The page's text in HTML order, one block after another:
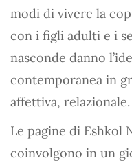
modi di vivere la
con i figli adulti e i
nasconde danno
contemporanea in
affettiva, relazionale.
Le pagine di Eshkol
coinvolgono in un